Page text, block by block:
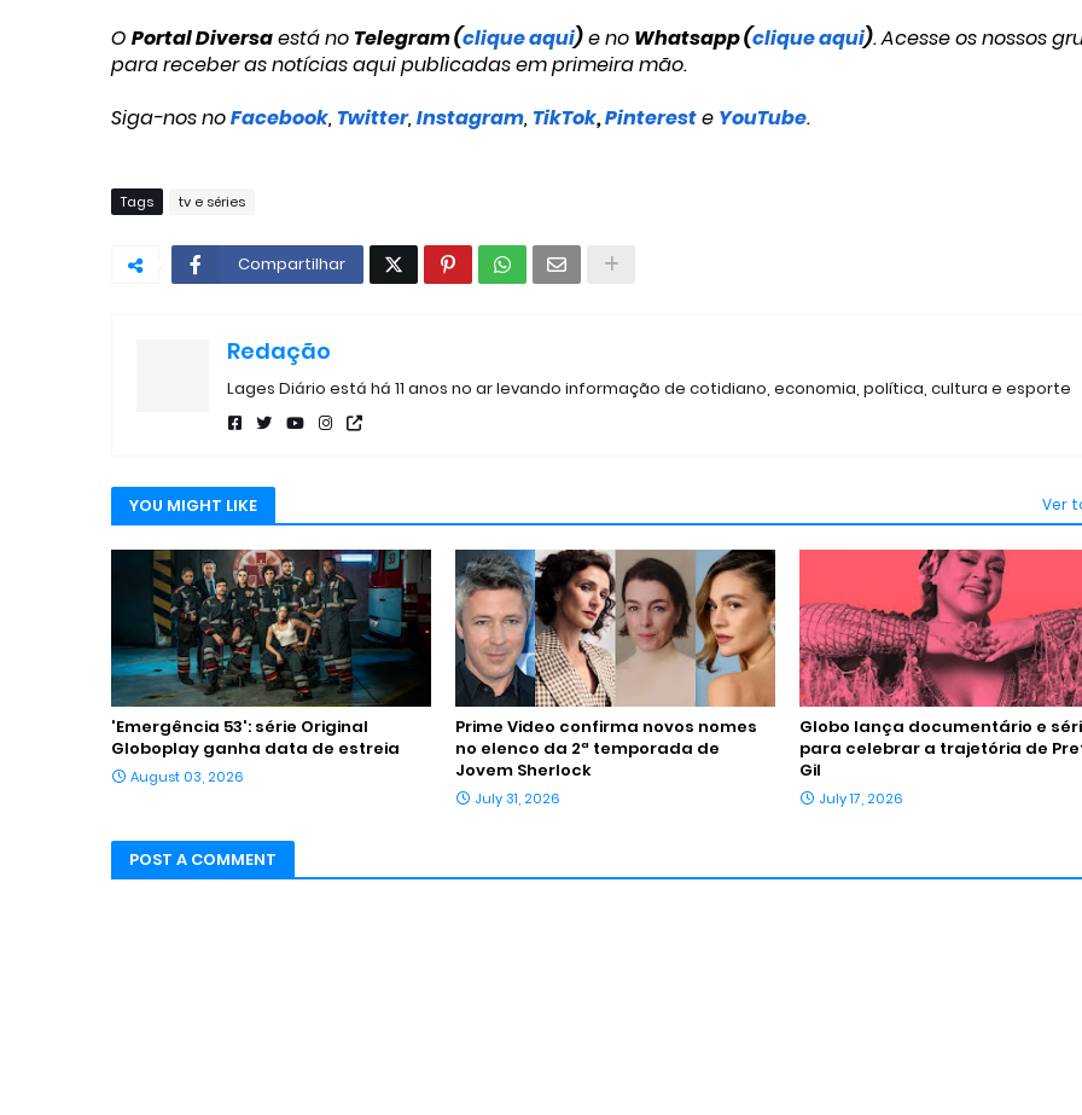
O Portal Diversaestá no Telegram (clique aqui)e no Whatsapp (clique aqui). Acesse os nossos
para receber as notícias aqui publicadas em primeira mão.
Siga-nos noFacebook, Twitter, Instagram, TikTok,Pintereste YouTube.
Tags tv e séries
Compartilhar
Redação
Lages Diário está há 11 anos no ar levando informação de cotidiano, economia, política, cultura e esporte
YOU MIGHT LIKE Ver
'Emergência 53': série Original
Globoplay ganha data de estreia
August 03, 2026
Prime Video confirma novos nomes
no elenco da 2ª temporada de
Jovem Sherlock
July 31, 2026
Globo lança documentário e
para celebrar a trajetória de
Gil
July 17, 2026
POST A COMMENT